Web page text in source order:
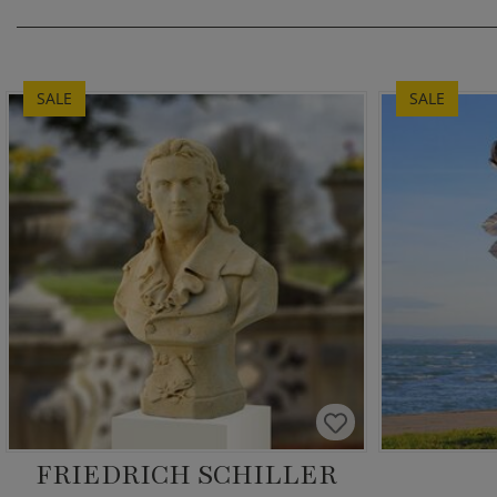
SALE
FRIEDRICH SCHILLER
SALE